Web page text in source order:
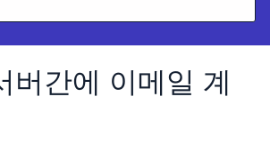
버간에 이메일 계